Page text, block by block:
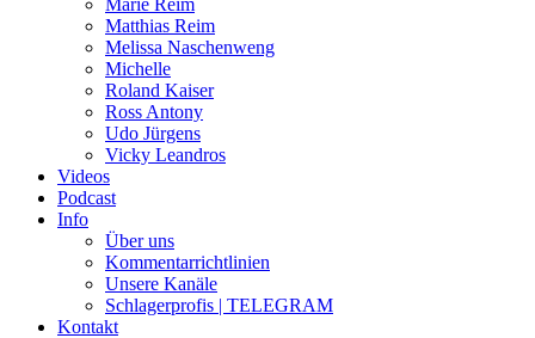
Marie Reim
Matthias Reim
Melissa Naschenweng
Michelle
Roland Kaiser
Ross Antony
Udo Jürgens
Vicky Leandros
Videos
Podcast
Info
Über uns
Kommentarrichtlinien
Unsere Kanäle
Schlagerprofis | TELEGRAM
Kontakt